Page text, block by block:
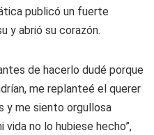
publicó un fuerte
y abrió su corazón.
de hacerlo dudé porque
me replanteé el querer
y me siento orgullosa
no lo hubiese hecho”,